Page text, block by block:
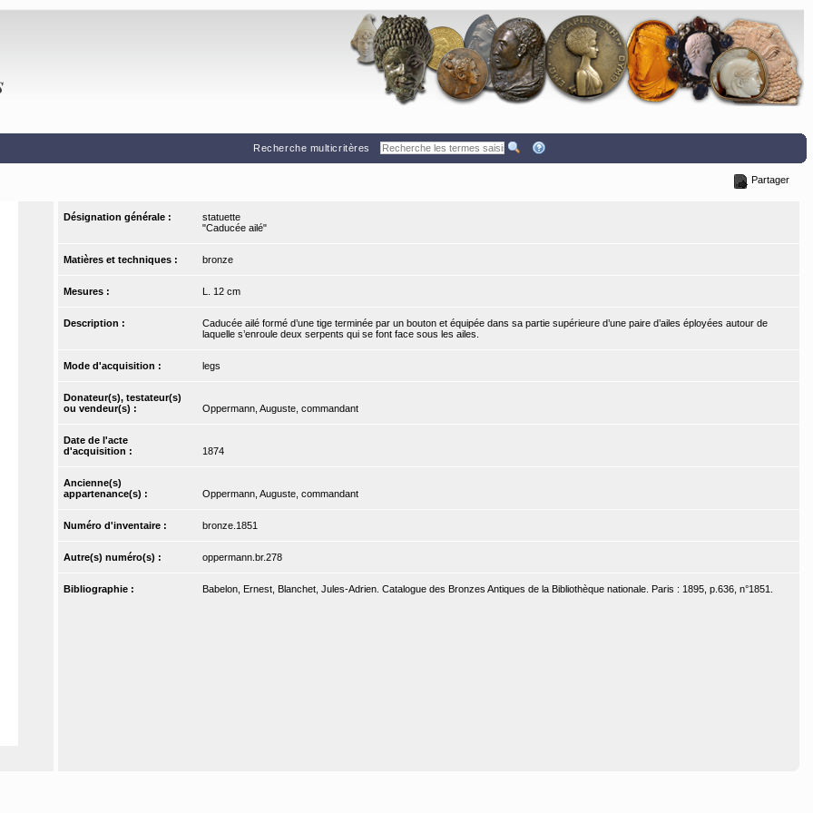
Recherche multicritères
Partager
Désignation générale :
statuette
"Caducée ailé"
Matières et techniques : bronze
Mesures : L. 12 cm
Description :
Caducée ailé formé d’une tige terminée par un bouton et équipée dans sa partie supérieure d’une paire d’ailes éployées autour de
laquelle s’enroule deux serpents qui se font face sous les ailes.
Mode d'acquisition : legs
Donateur(s), testateur(s)
ou vendeur(s) :
Oppermann, Auguste, commandant
Date de l'acte
d'acquisition :
1874
Ancienne(s)
appartenance(s) :
Oppermann, Auguste, commandant
Numéro d'inventaire : bronze.1851
Autre(s) numéro(s) : oppermann.br.278
Bibliographie : Babelon, Ernest, Blanchet, Jules-Adrien. Catalogue des Bronzes Antiques de la Bibliothèque nationale. Paris : 1895, p.636, n°1851.